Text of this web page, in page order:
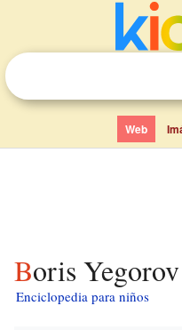
Web
Boris
Enciclopedia para niños